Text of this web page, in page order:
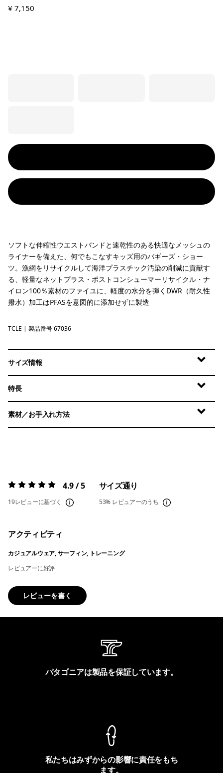
¥ 7,150
ソフトな伸縮性ウエストバンドと速乾性のある快適なメッシュの
ライナーを備えた、何でもこなすキッズ用のバギーズ・ショー
ツ。漁網をリサイクルして海洋プラスチック汚染の削減に貢献す
る、軽量なネットプラス・ポストコンシューマーリサイクル・ナ
イロン100％素材のファイユに、軽度の水分を弾くDWR（耐久性
撥水）加工はPFASを意図的に添加せずに製造
Tropiclimb: Hot Ember
TCLE | 製品番号 67036
サイズ情報
特長
素材／お手入れ方法
評価:4.9 / 5 4.9 / 5
19レビューに基づく
サイズ通り
53% レビュアーのうち
アクティビティ
カジュアルウェア, サーフィン, トレーニング
レビュアーに好評
レビューを書く
パタゴニアは製品を保証しています。
私たちはみずからの影響に責任をもち
ます。